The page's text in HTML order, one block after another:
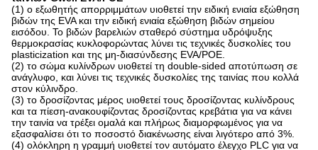
(1) ο εξωθητής απορριμμάτων υιοθετεί την ειδική ενιαία εξώθηση
βιδών της EVA και την ειδική ενιαία εξώθηση βιδών σημείου
εισόδου. Το βιδών βαρελιών σταθερό σύστημα υδρόψυξης
θερμοκρασίας κυκλοφορώντας λύνει τις τεχνικές δυσκολίες του
plasticization και της μη-διασύνδεσης EVA/POE.
(2) το σώμα κυλίνδρων υιοθετεί τη double-sided αποτύπωση σε
ανάγλυφο, και λύνει τις τεχνικές δυσκολίες της ταινίας που κολλά
στον κύλινδρο.
(3) το δροσίζοντας μέρος υιοθετεί τους δροσίζοντας κυλίνδρους
και τα πίεση-ανακουφίζοντας δροσίζοντας κρεβάτια για να κάνει
την ταινία να τρέξει ομαλά και πλήρως διαμορφωμένος για να
εξασφαλίσει ότι το ποσοστό διακένωσης είναι λιγότερο από 3%.
(4) ολόκληρη η γραμμή υιοθετεί τον αυτόματο έλεγχο PLC για να